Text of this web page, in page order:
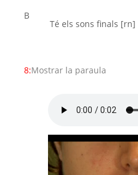
B
Té els sons finals [rn]
8:Mostrar la paraula